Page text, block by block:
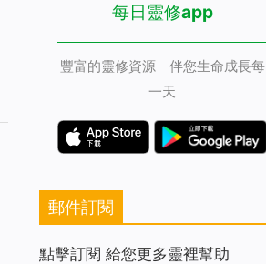
每日靈修app
豐富的靈修資源 伴您生命成長每
一天
郵件訂閱
點擊訂閱 給您更多靈裡幫助